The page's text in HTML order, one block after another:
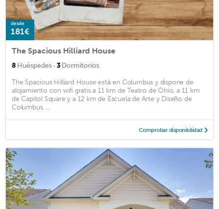
desde
181€
The Spacious Hilliard House
8 Huéspedes · 3Dormitorios
The Spacious Hilliard House está en Columbus y dispone de
alojamiento con wifi gratis a 11 km de Teatro de Ohio, a 11 km
de Capitol Square y a 12 km de Escuela de Arte y Diseño de
Columbus. ...
Comprobar disponibilidad